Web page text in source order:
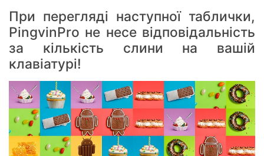
При перегляді наступної таблички,
PingvinPro не несе відповідальність
за кількість слини на вашій
клавіатурі!